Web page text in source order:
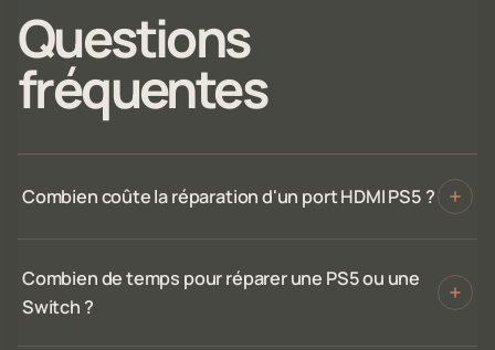
Questions
fréquentes
Combien coûte la réparation d'un port HDMI PS5 ?
Combien de temps pour réparer une PS5 ou une
Switch ?